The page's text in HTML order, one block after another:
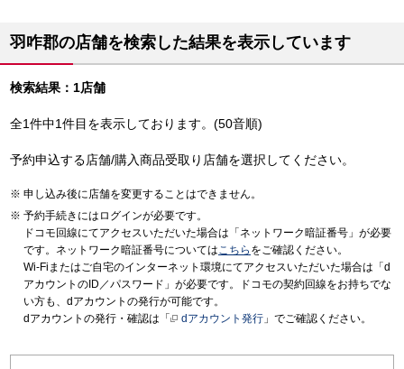
羽咋郡の店舗を検索した結果を表示しています
検索結果：1店舗
全1件中1件目を表示しております。(50音順)
予約申込する店舗/購入商品受取り店舗を選択してください。
申し込み後に店舗を変更することはできません。
予約手続きにはログインが必要です。
ドコモ回線にてアクセスいただいた場合は「ネットワーク暗証番号」が必要
です。ネットワーク暗証番号についてはこちら をご確認ください。
Wi-Fiまたはご自宅のインターネット環境にてアクセスいただいた場合は「d
アカウントのID／パスワード」が必要です。ドコモの契約回線をお持ちでな
い方も、dアカウントの発行が可能です。
dアカウントの発行・確認は「
dアカウント発行 」でご確認ください。